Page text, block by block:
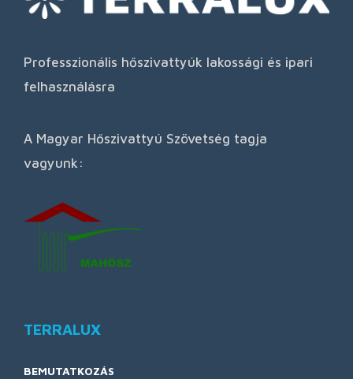
Professzionális hőszivattyúk lakossági és ipari
felhasználásra
A Magyar Hőszivattyú Szövetség tagja
vagyunk:
TERRALUX
BEMUTATKOZÁS